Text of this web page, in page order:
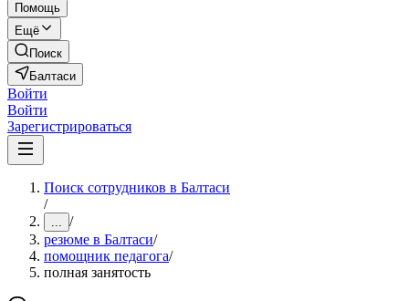
Помощь
Ещё
Поиск
Балтаси
Войти
Войти
Зарегистрироваться
Поиск сотрудников в Балтаси
/
... /
резюме в Балтаси/
помощник педагога/
полная занятость